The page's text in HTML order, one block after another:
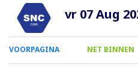
vr 07 Aug
0
Smartphone
VOORPAGINA NET BINNEN